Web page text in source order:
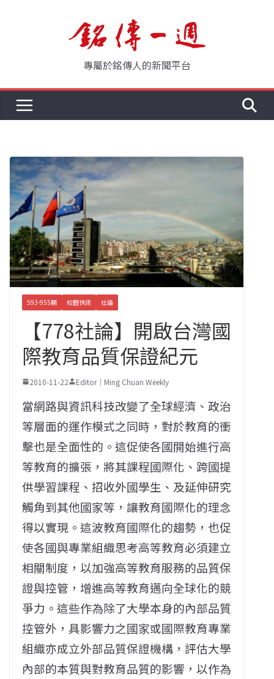
專屬於銘傳人的新聞平台
593-955期 校園快訊 社論
【778社論】開啟台灣國
際教育品質保證紀元
2010-11-22 Editor｜Ming Chuan Weekly
當網路與資訊科技改變了全球經濟、政治
等層面的運作模式之同時，對於教育的衝
擊也是全面性的。這促使各國開始進行高
等教育的擴張，將其課程國際化、跨國提
供學習課程、招收外國學生、及延伸研究
觸角到其他國家等，讓教育國際化的理念
得以實現。這波教育國際化的趨勢，也促
使各國與專業組織思考高等教育必須建立
相關制度，以加強高等教育服務的品質保
證與控管，增進高等教育邁向全球化的競
爭力。這些作為除了大學本身的內部品質
控管外，具影響力之國家或國際教育專業
組織亦成立外部品質保證機構，評估大學
內部的本質與對教育品質的影響，以作為